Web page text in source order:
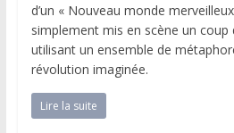
d’un « Nouveau monde
simplement mis en scène un coup
utilisant un ensemble de
révolution imaginée.
Lire la suite